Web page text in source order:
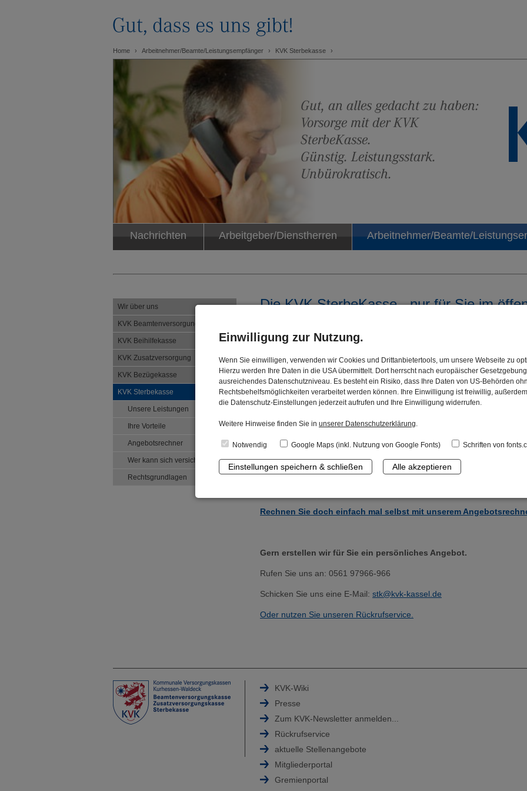
Home Arbeitnehmer/Beamte/Leistungsempfänger KVK Sterbekasse
Gut, an alles gedacht zu haben:
Vorsorge mit der KVK
SterbeKasse.
Günstig. Leistungsstark.
Unbürokratisch.
Nachrichten Arbeitgeber/Dienstherren Arbeitnehmer/Beamte/
Wir über uns
KVK Beamtenversorgung
KVK Beihilfekasse
KVK Zusatzversorgung
KVK Bezügekasse
KVK Sterbekasse
Unsere Leistungen
Ihre Vorteile
Angebotsrechner
Wer kann sich versichern?
Rechtsgrundlagen
Die KVK SterbeKasse - nur für Sie im
Die KVK SterbeKasse bietet nur Mitarbeiterinnen und Mitarbeitern
eine ergänzende Vorsorge für den Todesfall an.
Unsere Leistungen können sich auch im Vergleich zu anderen
sehen lassen:
Niedrige Beiträge bei hohen Leistungen
Voller Versicherungsschutz ab dem ersten Beitrag
20 % Sofortbonus bei einem Versicherungsfall im laufenden Jahr
Doppelte Versicherungssumme bei Unfalltod ohne zusätzlichen
3 % Beitragsermäßigung bei jährlicher Zahlung
Frei wählbare Versicherungssumme zwischen 1.000 und 8.000 Euro
Rechnen Sie doch einfach mal selbst mit unserem
Gern erstellen wir für Sie ein persönliches Angebot.
Rufen Sie uns an: 0561 97966-966
Schicken Sie uns eine E-Mail: stk@kvk-kassel.de
Oder nutzen Sie unseren Rückrufservice.
KVK-Wiki
Presse
Zum KVK-Newsletter anmelden...
Rückrufservice
aktuelle Stellenangebote
Mitgliederportal
Gremienportal
Einwilligung zur Nutzung.
Wenn Sie einwilligen, verwenden wir Cookies und Drittanbietertools, um unsere Webseite zu
Hierzu werden Ihre Daten in die USA übermittelt. Dort herrscht nach europäischer
ausreichendes Datenschutzniveau. Es besteht ein Risiko, dass Ihre Daten von US-Behörden
Rechtsbehelfsmöglichkeiten verarbeitet werden können. Ihre Einwilligung ist freiwillig,
die Datenschutz-Einstellungen jederzeit aufrufen und Ihre Einwilligung widerrufen.
Weitere Hinweise finden Sie in unserer Datenschutzerklärung.
Notwendig Google Maps (inkl. Nutzung von Google Fonts) Schriften von
Einstellungen speichern & schließen Alle akzeptieren